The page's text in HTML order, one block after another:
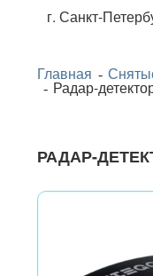
г. Санкт-
Главная
Радар-
РАДАР-